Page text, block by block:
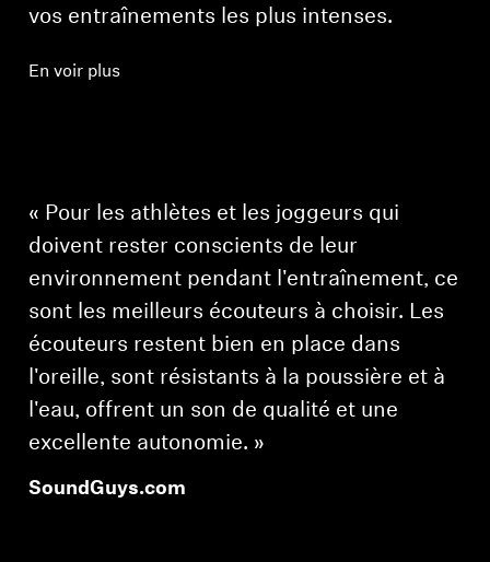
vos entraînements les plus intenses.
En voir plus
« Pour les athlètes et les joggeurs qui
doivent rester conscients de leur
environnement pendant l'entraînement, ce
sont les meilleurs écouteurs à choisir. Les
écouteurs restent bien en place dans
l'oreille, sont résistants à la poussière et à
l'eau, offrent un son de qualité et une
excellente autonomie. »
SoundGuys.com